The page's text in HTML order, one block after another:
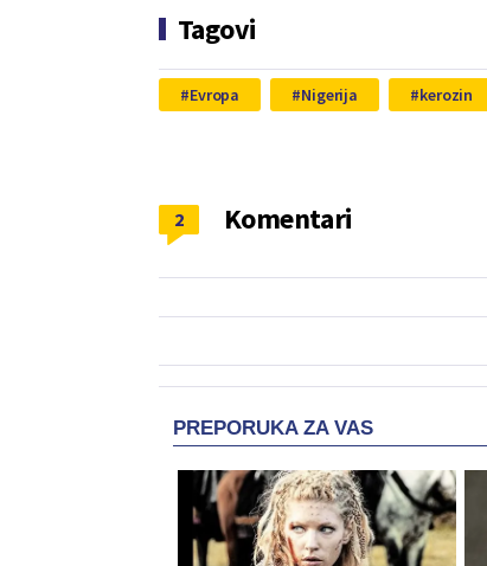
Tagovi
Evropa Nigerija kerozin
Komentari
2
PREPORUKA ZA VAS